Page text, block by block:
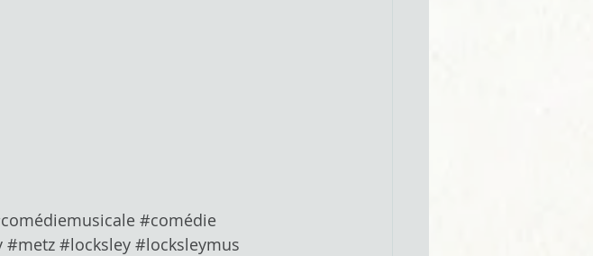
#comédie
#metz #locksley #locksleymus